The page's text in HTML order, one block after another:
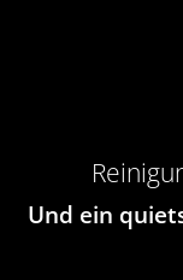
Und ein